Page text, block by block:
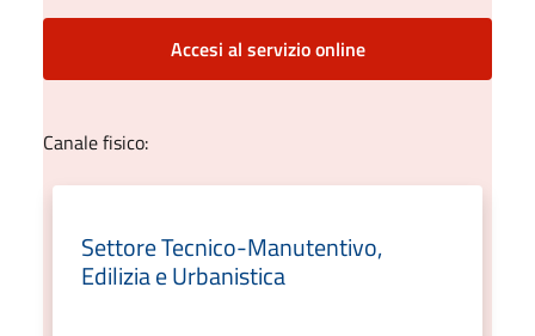
Accesi al servizio online
Canale fisico:
Settore Tecnico-Manutentivo,
Edilizia e Urbanistica